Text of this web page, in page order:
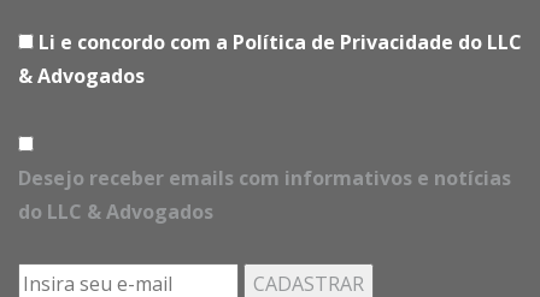
Li e concordo com a Política de Privacidade do LLC
& Advogados
Desejo receber emails com informativos e notícias
do LLC & Advogados